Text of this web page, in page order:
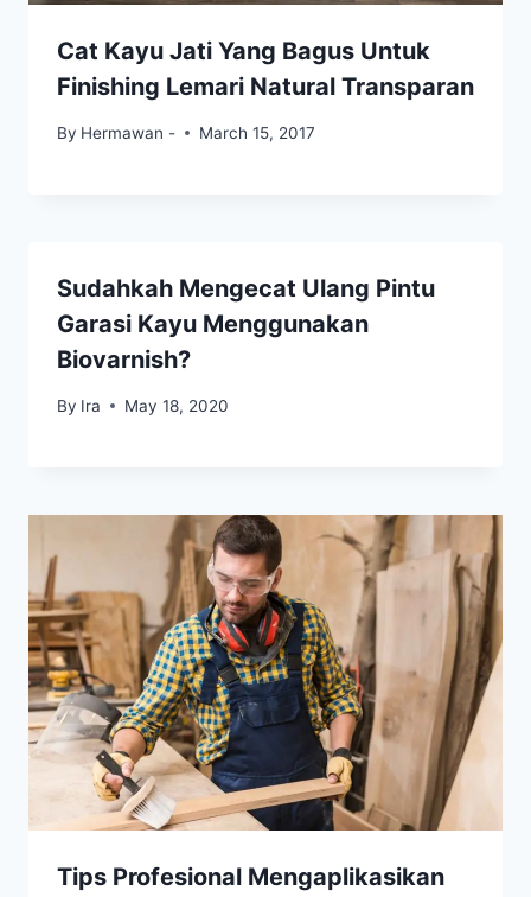
Cat Kayu Jati Yang Bagus Untuk
Finishing Lemari Natural Transparan
By Hermawan - March 15, 2017
Sudahkah Mengecat Ulang Pintu
Garasi Kayu Menggunakan
Biovarnish?
By Ira May 18, 2020
Tips Profesional Mengaplikasikan